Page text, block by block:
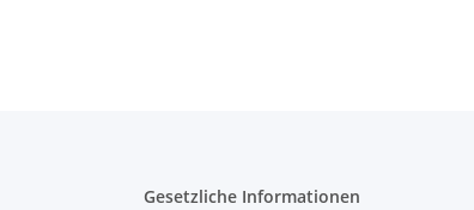
Gesetzliche Informationen